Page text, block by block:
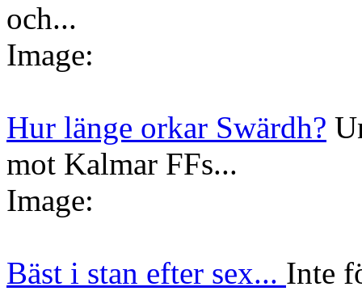
och...
Image:
Hur länge orkar Swärdh?
mot Kalmar FFs...
Image:
Bäst i stan efter sex... Inte